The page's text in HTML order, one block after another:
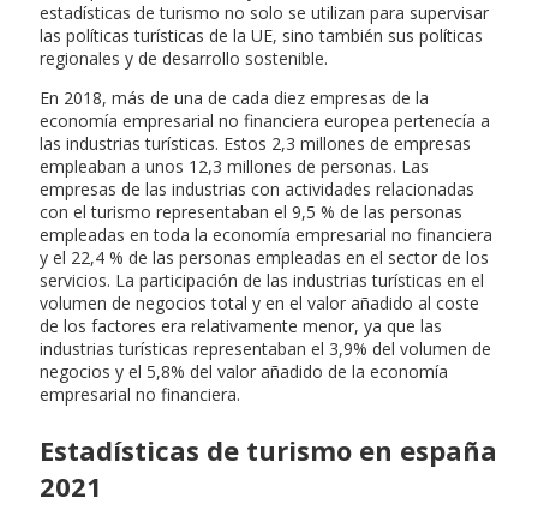
estadísticas de turismo no solo se utilizan para supervisar
las políticas turísticas de la UE, sino también sus políticas
regionales y de desarrollo sostenible.
En 2018, más de una de cada diez empresas de la
economía empresarial no financiera europea pertenecía a
las industrias turísticas. Estos 2,3 millones de empresas
empleaban a unos 12,3 millones de personas. Las
empresas de las industrias con actividades relacionadas
con el turismo representaban el 9,5 % de las personas
empleadas en toda la economía empresarial no financiera
y el 22,4 % de las personas empleadas en el sector de los
servicios. La participación de las industrias turísticas en el
volumen de negocios total y en el valor añadido al coste
de los factores era relativamente menor, ya que las
industrias turísticas representaban el 3,9% del volumen de
negocios y el 5,8% del valor añadido de la economía
empresarial no financiera.
Estadísticas de turismo en españa
2021